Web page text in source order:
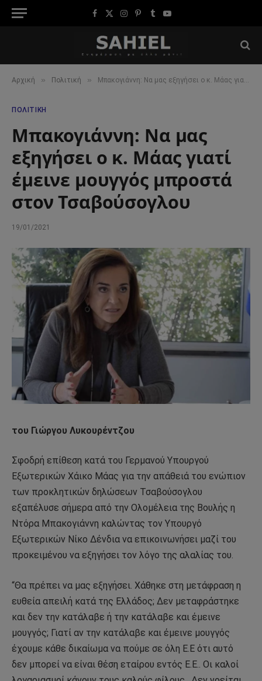
Facebook
X
Instagram
Pinterest
TumblrYouTube
Αρχική » Πολιτική » Μπακογιάννη: Να μας εξηγήσει ο κ. Μάας γιατί έμεινε μουγγός μπροστά στον Τσαβούσογλου
ΠΟΛΙΤΙΚΉ
Μπακογιάννη: Να μας
εξηγήσει ο κ. Μάας γιατί
έμεινε μουγγός μπροστά
στον Τσαβούσογλου
19/01/2021
του Γιώργου Λυκουρέντζου
Σφοδρή επίθεση κατά του Γερμανού Υπουργού
Εξωτερικών Χάικο Μάας για την απάθειά του ενώπιον
των προκλητικών δηλώσεων Τσαβούσογλου
εξαπέλυσε σήμερα από την Ολομέλεια της Βουλής η
Ντόρα Μπακογιάννη καλώντας τον Υπουργό
Εξωτερικών Νίκο Δένδια να επικοινωνήσει μαζί του
προκειμένου να εξηγήσει τον λόγο της αλαλίας του.
“Θα πρέπει να μας εξηγήσει. Χάθηκε στη μετάφραση η
ευθεία απειλή κατά της Ελλάδος; Δεν μεταφράστηκε
και δεν την κατάλαβε ή την κατάλαβε και έμεινε
μουγγός; Γιατί αν την κατάλαβε και έμεινε μουγγός
έχουμε κάθε δικαίωμα να πούμε σε όλη Ε.Ε ότι αυτό
δεν μπορεί να είναι θέση εταίρου εντός Ε.Ε.. Οι καλοί